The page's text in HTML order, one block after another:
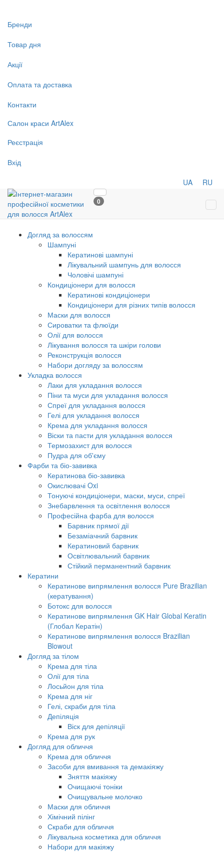
Бренди
Товар дня
Акції
Оплата та доставка
Контакти
Салон краси ArtAlex
Реєстрація
Вхід
UA RU
0
Догляд за волоссям
Шампуні
Кератинові шампуні
Лікувальний шампунь для волосся
Чоловічі шампуні
Кондиціонери для волосся
Кератинові кондиціонери
Кондиціонери для різних типів волосся
Маски для волосся
Сироватки та флюїди
Олії для волосся
Лікування волосся та шкіри голови
Реконструкція волосся
Набори догляду за волоссям
Укладка волосся
Лаки для укладання волосся
Піни та муси для укладання волосся
Спреї для укладання волосся
Гелі для укладання волосся
Крема для укладання волосся
Віски та пасти для укладання волосся
Термозахист для волосся
Пудра для об'єму
Фарби та біо-завивка
Кератинова біо-завивка
Окислювачі Oxi
Тонуючі кондиціонери, маски, муси, спреї
Знебарвлення та освітлення волосся
Професійна фарба для волосся
Барвник прямої дії
Безаміачний барвник
Кератиновий барвник
Освітлювальний барвник
Стійкий перманентний барвник
Кератини
Кератинове випрямлення волосся Pure Brazilian
(кератування)
Ботокс для волосся
Кератинове випрямлення GK Hair Global Keratin
(Глобал Кератін)
Кератинове випрямлення волосся Brazilian
Blowout
Догляд за тілом
Крема для тіла
Олії для тіла
Лосьйон для тіла
Крема для ніг
Гелі, скраби для тіла
Депіляція
Віск для депіляції
Крема для рук
Догляд для обличчя
Крема для обличчя
Засоби для вмивання та демакіяжу
Зняття макіяжу
Очищаючі тоніки
Очищувальне молочко
Маски для обличчя
Хімічний пілінг
Скраби для обличчя
Лікувальна косметика для обличчя
Набори для макіяжу